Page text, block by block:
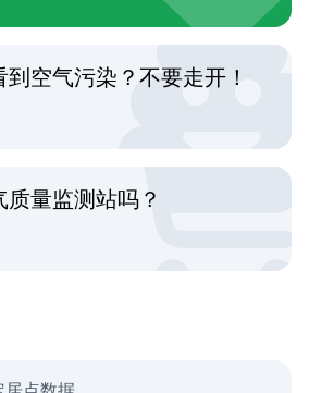
空气污染？不要走开！
量监测站吗？